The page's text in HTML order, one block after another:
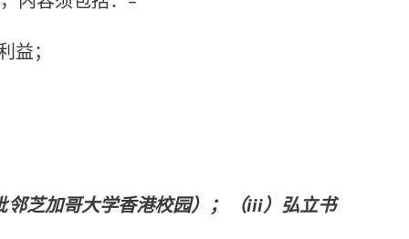
；
芝加哥大学香港校园）；（iii）弘立书